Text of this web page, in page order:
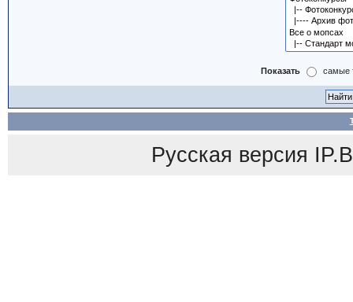
Показать самые
Русская версия